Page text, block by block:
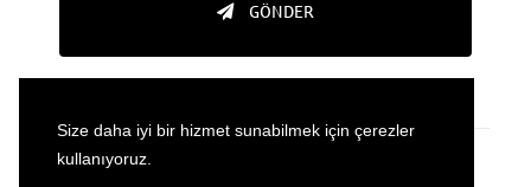
Size daha iyi bir hizmet sunabilmek için çerezler
kullanıyoruz.
GÖNDER